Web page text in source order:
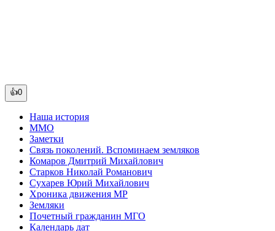
👍0
Наша история
ММО
Заметки
Связь поколений. Вспоминаем земляков
Комаров Дмитрий Михайлович
Старков Николай Романович
Сухарев Юрий Михайлович
Хроника движения МР
Земляки
Почетный гражданин МГО
Календарь дат